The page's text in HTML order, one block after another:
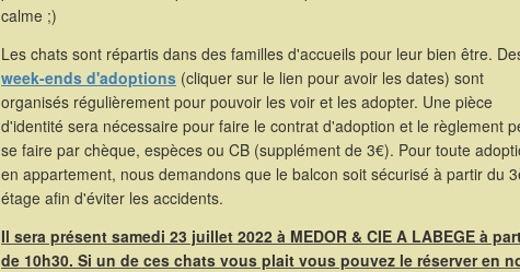
calme ;)
Les chats sont répartis dans des familles d'accueils pour leur bien être.
week-ends d'adoptions (cliquer sur le lien pour avoir les dates) sont
organisés régulièrement pour pouvoir les voir et les adopter. Une pièce
d'identité sera nécessaire pour faire le contrat d'adoption et le règlement
se faire par chèque, espèces ou CB (supplément de 3€). Pour toute
en appartement, nous demandons que le balcon soit sécurisé à partir du
étage afin d'éviter les accidents.
Il sera présent samedi 23 juillet 2022 à MEDOR & CIE A LABEGE à
de 10h30. Si un de ces chats vous plait vous pouvez le réserver en